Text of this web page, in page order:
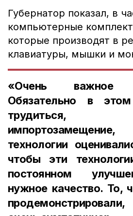
Губернатор показал, в
компьютерные
которые производят в
клавиатуры, мышки и
«Очень важное
Обязательно в
технологии
чтобы эти
постоянном
нужное качество. То,